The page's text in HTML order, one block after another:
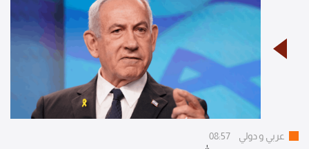
عربي و دولي 08:57